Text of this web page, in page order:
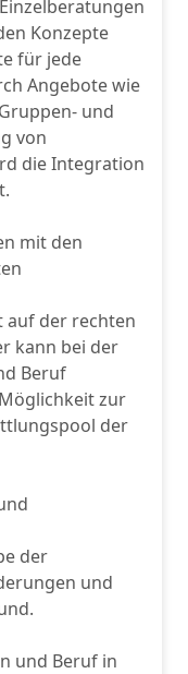
Konzepte
für jede
Angebote wie
und
von
die Integration
mit den
auf der rechten
kann bei der
Beruf
zur
der
der
und
und Beruf in